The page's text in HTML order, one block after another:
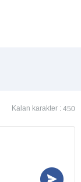
Kalan karakter : 450